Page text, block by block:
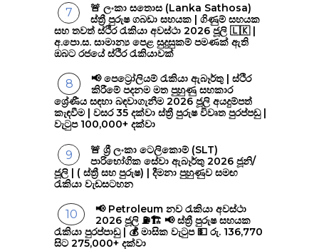
🚨 ලංකා සතොස (Lanka Sathosa)
ස්ත්‍රී පුරුෂ ගබඩා සහයක | ගිණුම් සහයක
සහ තවත් ස්ථිර රැකියා අවස්ථා 2026 ජූලි 🇱🇰 |
අ.පො.ස. සාමාන්‍ය පෙළ සුදුසුකම් පමණක් ඇති
ඔබට රජයේ ස්ථිර රැකියාවක්
📢 පෙට්‍රෝලියම් රැකියා ඇබෑර්තු | ස්ථිර
කිරීමේ පදනම මත පුහුණු සහකාර
ශ්‍රේණීය සඳහා බඳවාගැනීම 2026 ජූලි අයදුම්පත්
කැඳවීම | වසර 35 දක්වා ස්ත්‍රී පුරුෂ විවෘත පුරප්පඩු |
වැටුප 100,000+ දක්වා
🚨 ශ්‍රී ලංකා ටෙලිකොම් (SLT)
පාරිභෝගික සේවා ඇබෑර්තු 2026 ජූනි/
ජූලි | ( ස්ත්‍රී සහ පුරුෂ) | දීමනා පුහුණුව සමඟ
රැකියා වැඩසටහන
📢 Petroleum නව රැකියා අවස්ථා
2026 ජූලි ⛽🏗️ 📢 ස්ත්‍රී පුරුෂ සහයක
රැකියා පුරප්පාඩු | 💰 මාසික වැටුප 💵 රු. 136,770
සිට 275,000+ දක්වා